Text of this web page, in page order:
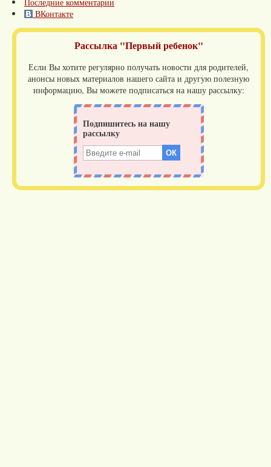
Последние комментарии
ВКонтакте
Рассылка "Первый ребенок"
Если Вы хотите регулярно получать новости для родителей,
анонсы новых материалов нашего сайта и другую полезную
информацию, Вы можете подписаться на нашу рассылку: